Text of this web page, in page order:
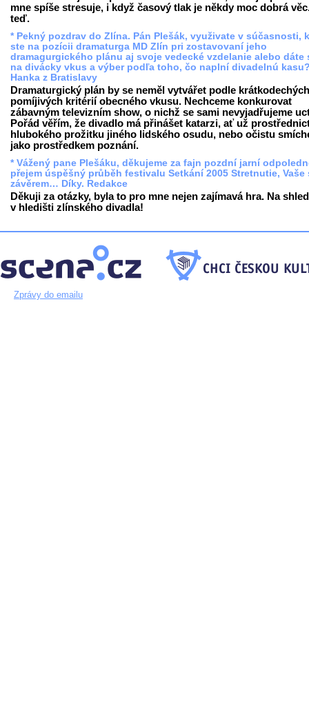
mne spíše stresuje, i když časový tlak je někdy moc dobrá
teď.
* Pekný pozdrav do Zlína. Pán Plešák, využivate v súčasnosti,
ste na pozícii dramaturga MD Zlín pri zostavovaní jeho
dramagurgického plánu aj svoje vedecké vzdelanie alebo dáte
na divácky vkus a výber podľa toho, čo naplní divadelnú
Hanka z Bratislavy
Dramaturgický plán by se neměl vytvářet podle
pomíjivých kritérií obecného vkusu. Nechceme konkurovat
zábavným televizním show, o nichž se sami nevyjadřujeme
Pořád věřím, že divadlo má přinášet katarzi, ať už
hlubokého prožitku jiného lidského osudu, nebo očistu
jako prostředkem poznání.
* Vážený pane Plešáku, děkujeme za fajn pozdní jarní
přejem úspěšný průběh festivalu Setkání 2005 Stretnutie, Vaše
závěrem… Díky. Redakce
Děkuji za otázky, byla to pro mne nejen zajímavá hra. Na
v hledišti zlínského divadla!
Zprávy do emailu